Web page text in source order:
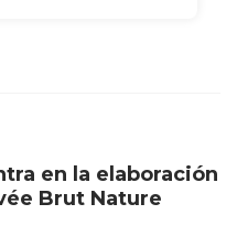
en la elaboración
Brut Nature